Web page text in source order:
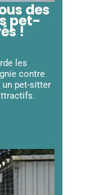
des
pet-
!
les
contre
un pet-sitter